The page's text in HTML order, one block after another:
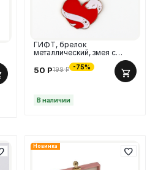
ГИФТ, брелок
металлический, змея с
50 Р199 Р -75%
В наличии
Новинка